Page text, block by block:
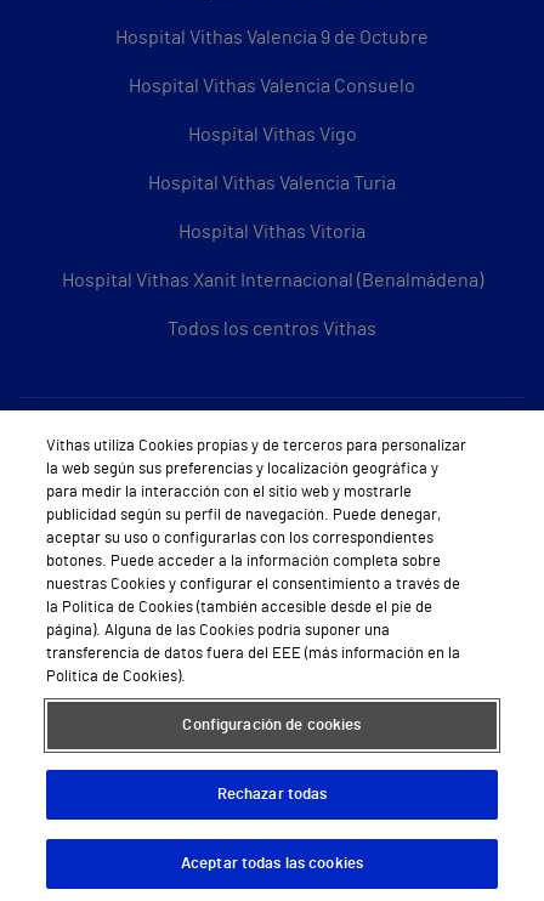
Hospital Vithas Valencia 9 de Octubre
Hospital Vithas Valencia Consuelo
Hospital Vithas Vigo
Hospital Vithas Valencia Turia
Hospital Vithas Vitoria
Hospital Vithas Xanit Internacional (Benalmádena)
Todos los centros Vithas
Sobre Vithas
Quiénes somos
Trabajar en Vithas
Teléfono Cita Médica
Teléfono Atención al Cliente
Política de seguridad y salud en el trabajo
Conoce a Supervita
Aviso Legal Política de cookies Política de privacidad Mapa web Protección de datos
Descargar App
Vithas utiliza Cookies propias y de terceros para personalizar
la web según sus preferencias y localización geográfica y
para medir la interacción con el sitio web y mostrarle
publicidad según su perfil de navegación. Puede denegar,
aceptar su uso o configurarlas con los correspondientes
botones. Puede acceder a la información completa sobre
nuestras Cookies y configurar el consentimiento a través de
la Política de Cookies (también accesible desde el pie de
página). Alguna de las Cookies podría suponer una
transferencia de datos fuera del EEE (más información en la
Política de Cookies).
Configuración de cookies
Rechazar todas
Aceptar todas las cookies